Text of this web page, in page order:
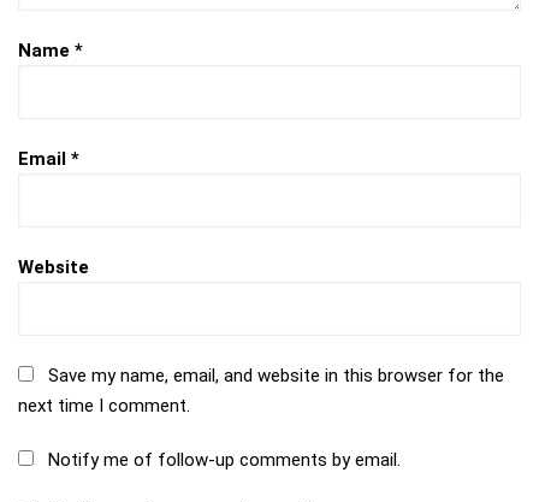
Name *
Email *
Website
Save my name, email, and website in this browser for the
next time I comment.
Notify me of follow-up comments by email.